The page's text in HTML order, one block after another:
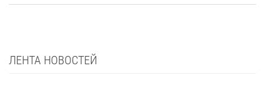
ЛЕНТА НОВОСТЕЙ